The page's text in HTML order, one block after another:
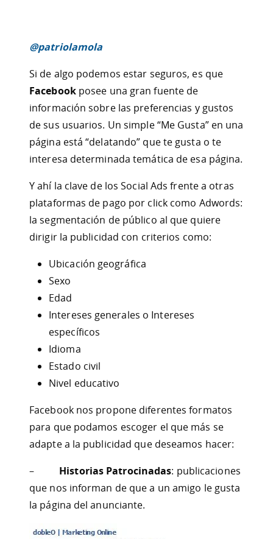
@patriolamola
Si de algo podemos estar seguros, es que
Facebookposee una gran fuente de
información sobre las preferencias y gustos
de sus usuarios. Un simple “Me Gusta” en una
página está “delatando” que te gusta o te
interesa determinada temática de esa página.
Y ahí la clave de los Social Ads frente a otras
plataformas de pago por click como Adwords:
la segmentación de público al que quiere
dirigir la publicidad con criterios como:
Ubicación geográfica
Sexo
Edad
Intereses generales o Intereses
específicos
Idioma
Estado civil
Nivel educativo
Facebook nos propone diferentes formatos
para que podamos escoger el que más se
adapte a la publicidad que deseamos hacer:
– Historias Patrocinadas: publicaciones
que nos informan de que a un amigo le gusta
la página del anunciante.